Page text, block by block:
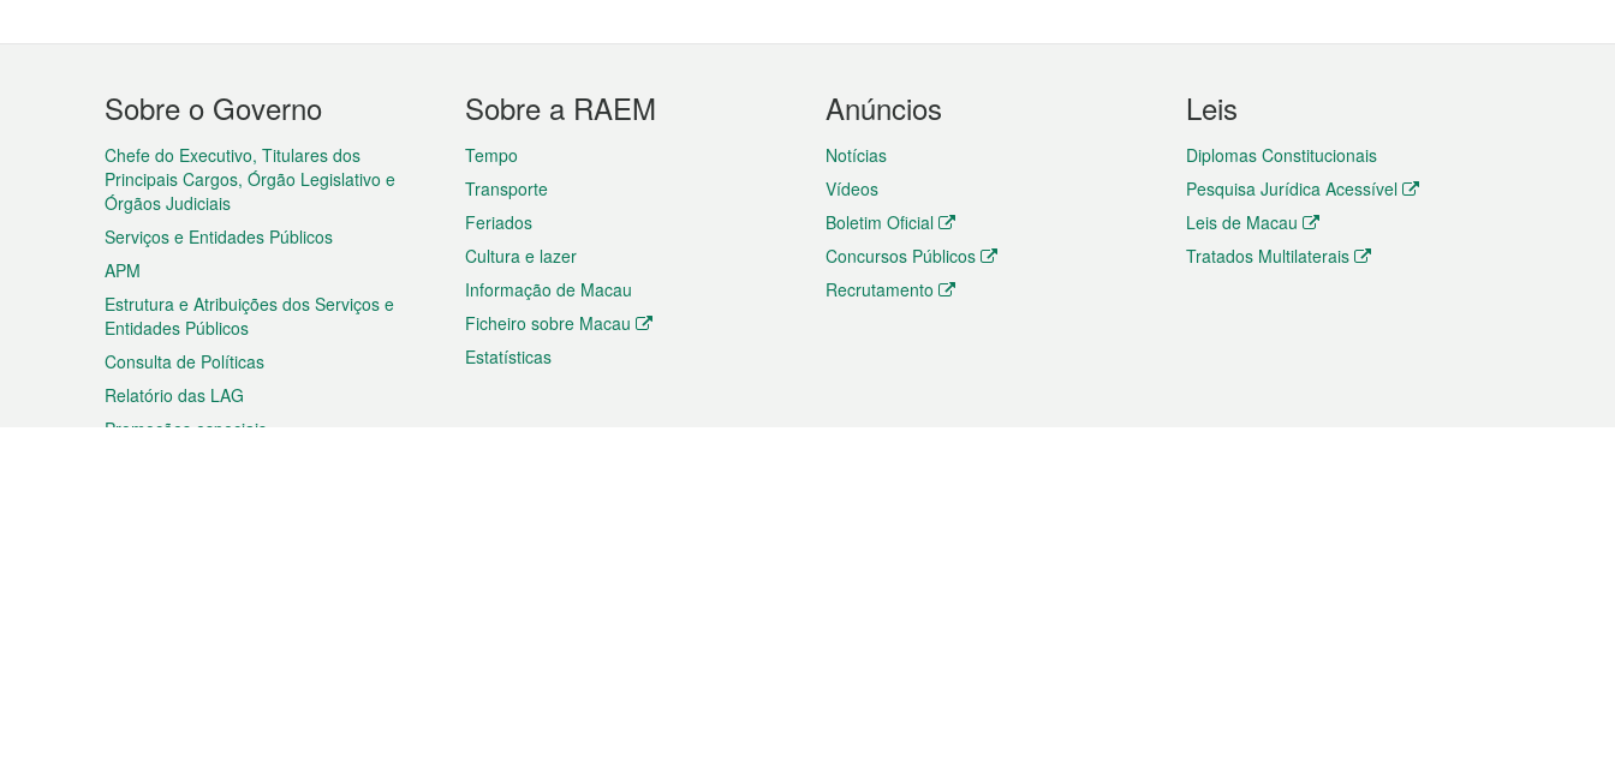
Menu
do
rodapé
Sobre o Governo
Chefe do Executivo, Titulares dos
Principais Cargos, Órgão Legislativo e
Órgãos Judiciais
Serviços e Entidades Públicos
APM
Estrutura e Atribuições dos Serviços e
Entidades Públicos
Consulta de Políticas
Relatório das LAG
Promoções especiais
Sobre a RAEM
Tempo
Transporte
Feriados
Cultura e lazer
Informação de Macau
Ficheiro sobre Macau
Estatísticas
Anúncios
Notícias
Vídeos
Boletim Oficial
Concursos Públicos
Recrutamento
Leis
Diplomas Constitucionais
Pesquisa Jurídica Acessível
Leis de Macau
Tratados Multilaterais